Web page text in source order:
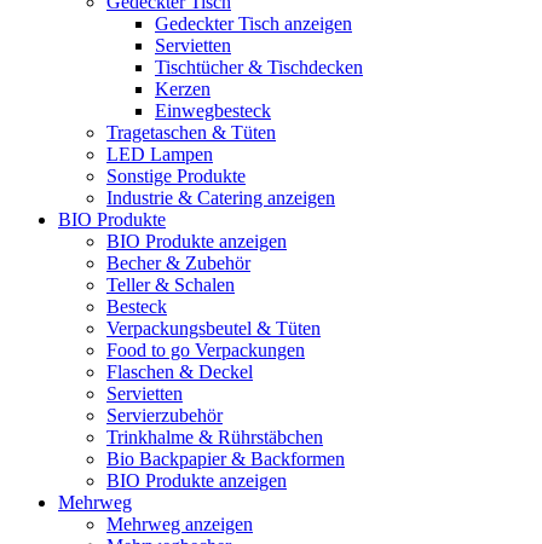
Gedeckter Tisch anzeigen
Servietten
Tischtücher & Tischdecken
Kerzen
Einwegbesteck
Tragetaschen & Tüten
LED Lampen
Sonstige Produkte
Industrie & Catering anzeigen
BIO Produkte
BIO Produkte anzeigen
Becher & Zubehör
Teller & Schalen
Besteck
Verpackungsbeutel & Tüten
Food to go Verpackungen
Flaschen & Deckel
Servietten
Servierzubehör
Trinkhalme & Rührstäbchen
Bio Backpapier & Backformen
BIO Produkte anzeigen
Mehrweg
Mehrweg anzeigen